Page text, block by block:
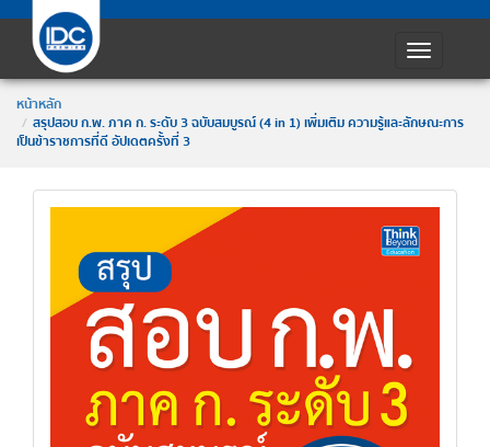
Toggle
หน้าหลัก
สรุปสอบ ก.พ. ภาค ก. ระดับ 3 ฉบับสมบูรณ์ (4 in 1) เพิ่มเติม ความรู้และลักษณะการ
เป็นข้าราชการที่ดี อัปเดตครั้งที่ 3